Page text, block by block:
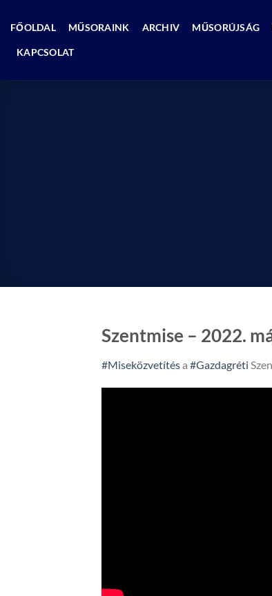
FŐOLDAL MŰSORAINK ARCHIV MŰSORÚJSÁG
KAPCSOLAT
Szentmise – 2022.
#Miseközvetítésa #Gazdagréti